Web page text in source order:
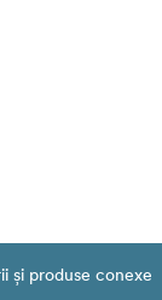
și produse conexe